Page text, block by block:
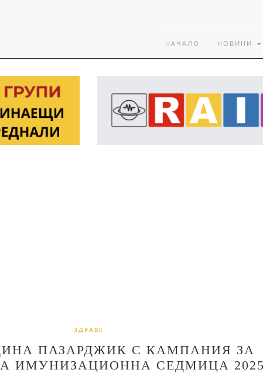
НАЧАЛО НОВИНИ
ЗДРАВЕ
ПАЗАРДЖИК С КАМПАНИЯ ЗА
ИМУНИЗАЦИОННА СЕДМИЦА 2025